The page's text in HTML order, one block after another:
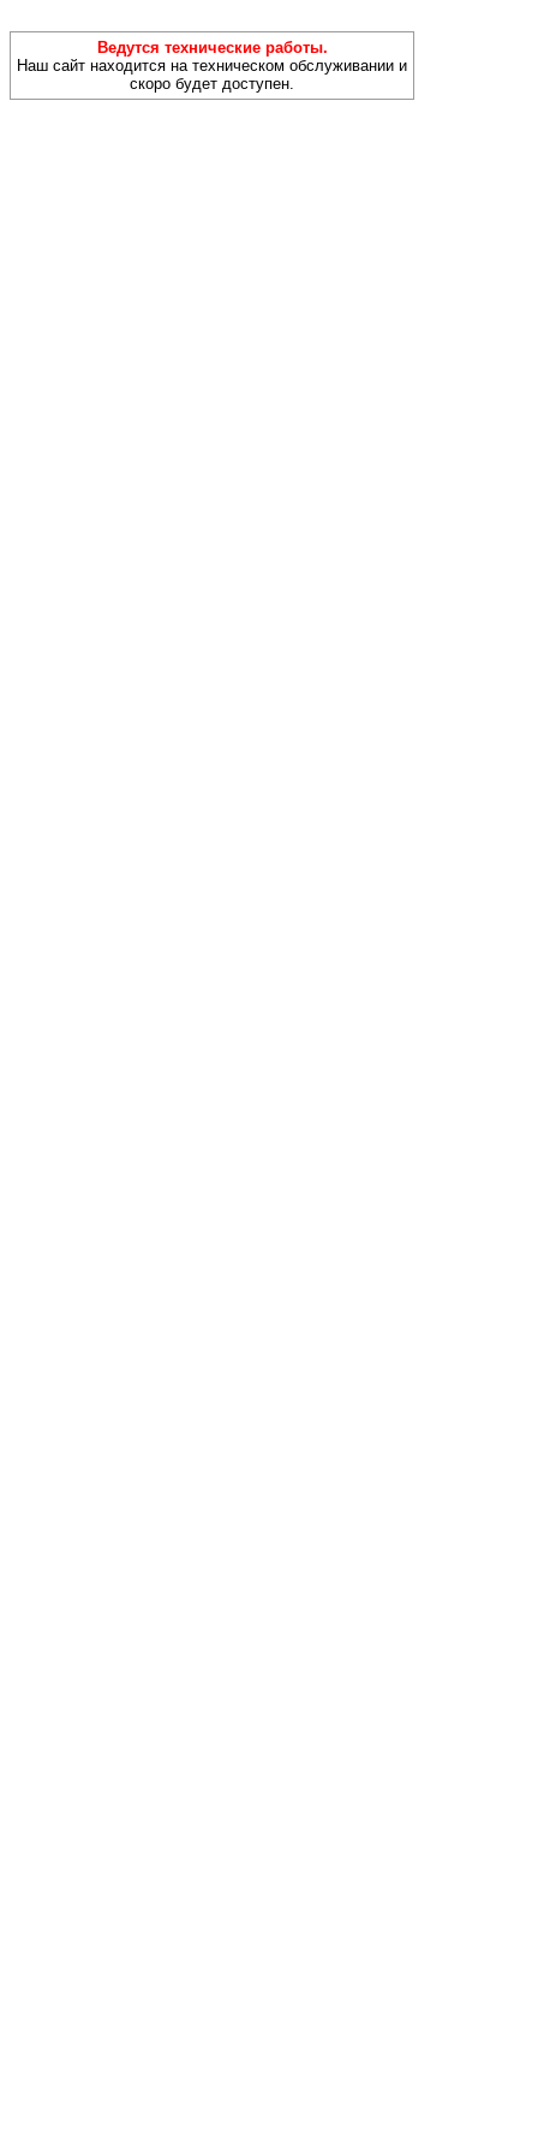
Ведутся технические работы.
Наш сайт находится на техническом обслуживании и
скоро будет доступен.